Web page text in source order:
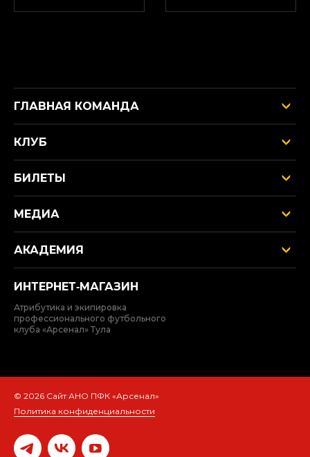
ГЛАВНАЯ КОМАНДА
КЛУБ
БИЛЕТЫ
МЕДИА
АКАДЕМИЯ
ИНТЕРНЕТ‑МАГАЗИН
Атрибутика и экипировка
профессионального футбольного
клуба «Арсенал» Тула
© 2026 Сайт АНО ПФК «Арсенал»
Политика конфиденциальности